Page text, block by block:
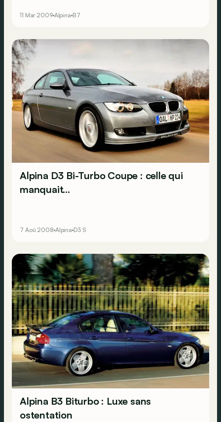
11 Mar 2009 Alpina B7
Alpina D3 Bi-Turbo Coupe : celle qui
manquait...
7 Aoû 2008 Alpina D3 S
Alpina B3 Biturbo : Luxe sans
ostentation